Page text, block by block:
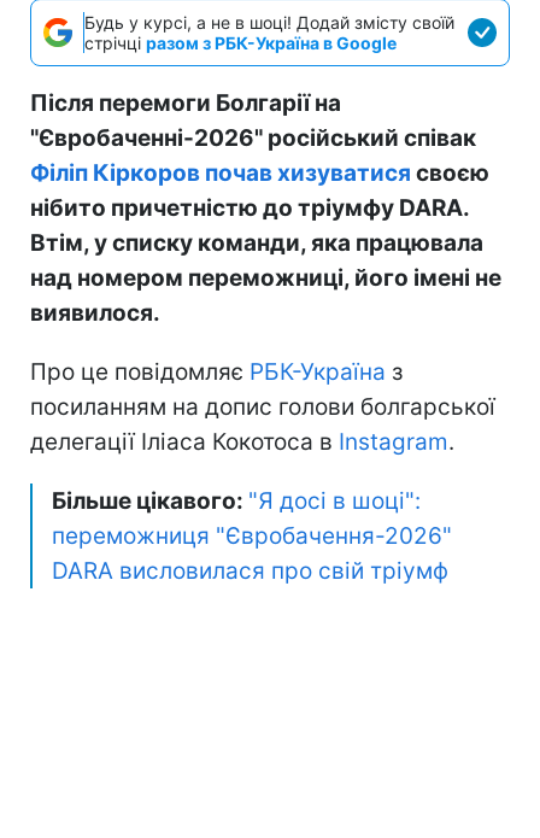
Будь у курсі, а не в шоці! Додай змісту своїй
стрічці разом з РБК-Україна в Google
Після перемоги Болгарії на
"Євробаченні-2026" російський співак
Філіп Кіркоров почав хизуватися своєю
нібито причетністю до тріумфу DARA.
Втім, у списку команди, яка працювала
над номером переможниці, його імені не
виявилося.
Про це повідомляє РБК-Україна з
посиланням на допис голови болгарської
делегації Іліаса Кокотоса в Instagram.
Більше цікавого: "Я досі в шоці":
переможниця "Євробачення-2026"
DARA висловилася про свій тріумф